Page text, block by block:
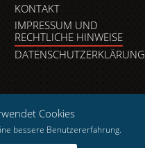
KONTAKT
IMPRESSUM UND
RECHTLICHE HINWEISE
DATENSCHUTZERKLÄRUNG
Cookies
bessere Benutzererfahrung.